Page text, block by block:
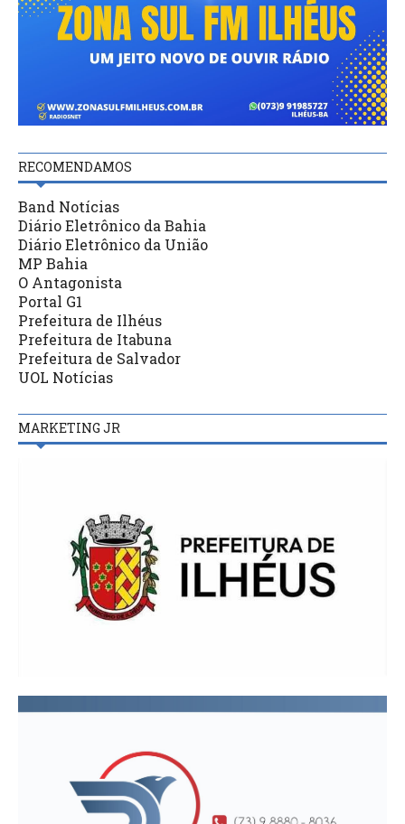
RECOMENDAMOS
Band Notícias
Diário Eletrônico da Bahia
Diário Eletrônico da União
MP Bahia
O Antagonista
Portal G1
Prefeitura de Ilhéus
Prefeitura de Itabuna
Prefeitura de Salvador
UOL Notícias
MARKETING JR